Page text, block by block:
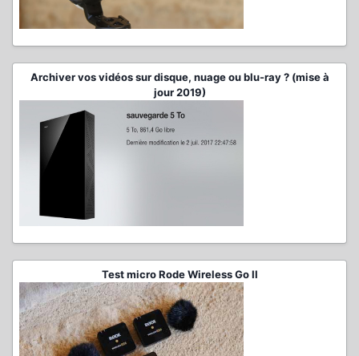
Archiver vos vidéos sur disque, nuage ou blu-ray ? (mise à
jour 2019)
Test micro Rode Wireless Go II